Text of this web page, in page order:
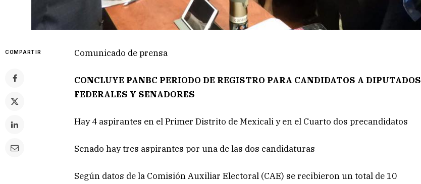
COMPARTIR Comunicado de prensa
CONCLUYE PANBC PERIODO DE REGISTRO PARA CANDIDATOS A DIPUTADOS
FEDERALES Y SENADORES
Hay 4 aspirantes en el Primer Distrito de Mexicali y en el Cuarto dos precandidatos
Senado hay tres aspirantes por una de las dos candidaturas
Según datos de la Comisión Auxiliar Electoral (CAE) se recibieron un total de 10